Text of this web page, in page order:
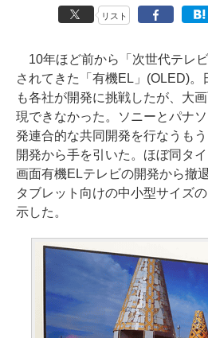
リスト
10年ほど前から「次世代テレ
されてきた「有機EL」(OLED)。
も各社が開発に挑戦したが、大
現できなかった。ソニーとパナ
発連合的な共同開発を行なうも
開発から手を引いた。ほぼ同タ
画面有機ELテレビの開発から撤
タブレット向けの中小型サイズ
示した。